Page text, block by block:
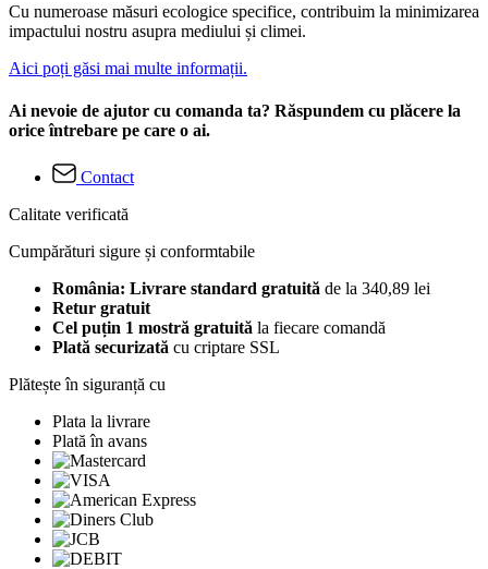
Cu numeroase măsuri ecologice specifice, contribuim la minimizarea
impactului nostru asupra mediului și climei.
Aici poți găsi mai multe informații.
Ai nevoie de ajutor cu comanda ta? Răspundem cu plăcere la
orice întrebare pe care o ai.
Contact
Calitate verificată
Cumpărături sigure și conformtabile
România: Livrare standard gratuită de la 340,89 lei
Retur gratuit
Cel puțin 1 mostră gratuită la fiecare comandă
Plată securizată cu criptare SSL
Plătește în siguranță cu
Plata la livrare
Plată în avans